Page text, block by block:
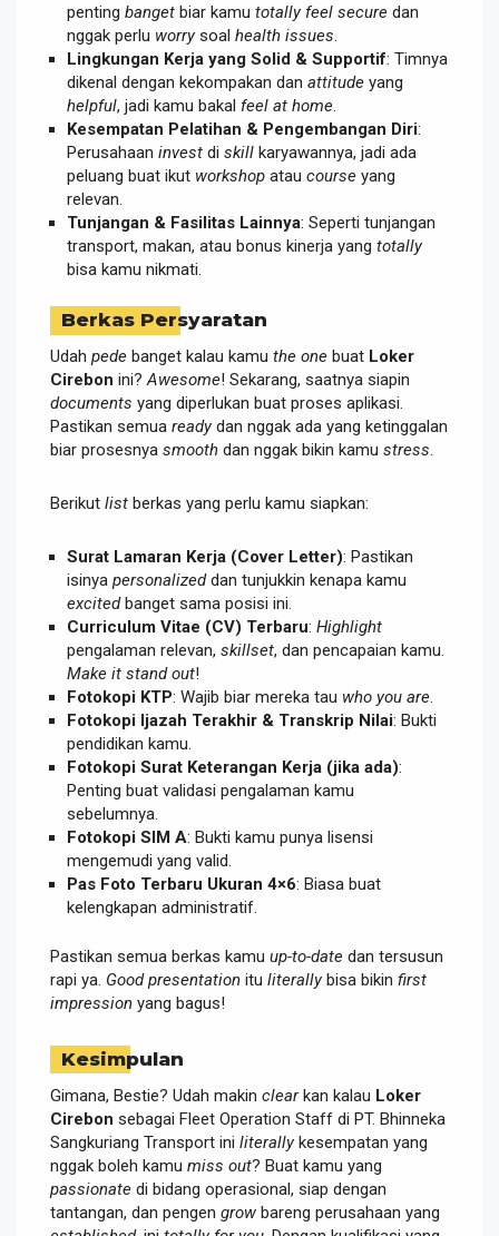
penting banget biar kamu totally feel secure dan
nggak perlu worrysoal health issues
Lingkungan Kerja yang Solid & Supportif: Timnya
dikenal dengan kekompakan dan attitude yang
helpful, jadi kamu bakal feel at home
Kesempatan Pelatihan & Pengembangan Diri:
Perusahaan invest di skill karyawannya, jadi ada
peluang buat ikut workshop atau course yang
relevan.
Tunjangan & Fasilitas Lainnya: Seperti tunjangan
transport, makan, atau bonus kinerja yang totally
bisa kamu nikmati.
Berkas Persyaratan
Udah pede banget kalau kamu the one buat Loker
Cirebon ini?Awesome! Sekarang, saatnya siapin
documents yang diperlukan buat proses aplikasi.
Pastikan semua readydan nggak ada yang ketinggalan
biar prosesnya smooth dan nggak bikin kamu stress.
Berikut list berkas yang perlu kamu siapkan:
Surat Lamaran Kerja (Cover Letter): Pastikan
isinya personalizeddan tunjukkin kenapa kamu
excitedbanget sama posisi ini.
Curriculum Vitae (CV) Terbaru: Highlight
pengalaman relevan, skillset, dan pencapaian kamu.
Make it stand out!
Fotokopi KTP: Wajib biar mereka tau who you are.
Fotokopi Ijazah Terakhir & Transkrip Nilai: Bukti
pendidikan kamu.
Fotokopi Surat Keterangan Kerja (jika ada):
Penting buat validasi pengalaman kamu
sebelumnya.
Fotokopi SIM A: Bukti kamu punya lisensi
mengemudi yang valid.
Pas Foto Terbaru Ukuran 4×6: Biasa buat
kelengkapan administratif.
Pastikan semua berkas kamu up-to-date dan tersusun
rapi ya. Good presentation itu literallybisa bikin first
impression yang bagus!
Kesimpulan
Gimana, Bestie? Udah makin clearkan kalau Loker
Cirebon sebagai Fleet Operation Staff di PT. Bhinneka
Sangkuriang Transport ini literallykesempatan yang
nggak boleh kamu miss out? Buat kamu yang
passionate di bidang operasional, siap dengan
tantangan, dan pengen grow bareng perusahaan yang